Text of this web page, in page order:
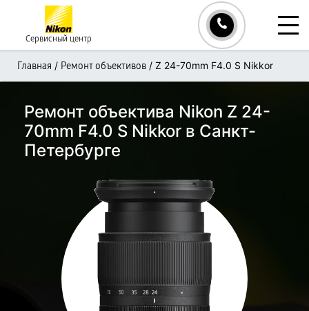
Сервисный центр
Главная / Ремонт объективов / Z 24-70mm F4.0 S Nikkor
Ремонт объектива Nikon Z 24-
70mm F4.0 S Nikkor в Санкт-
Петербурге